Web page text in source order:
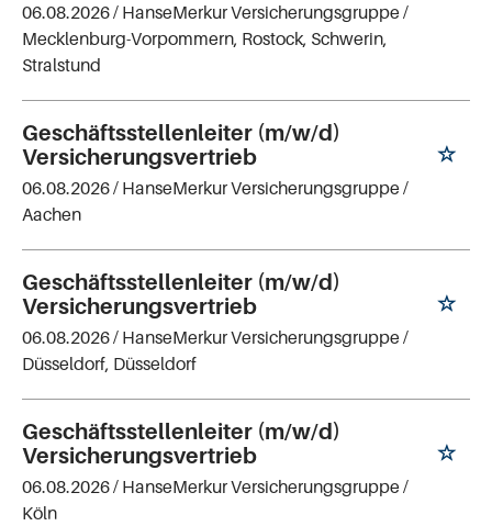
06.08.2026 / HanseMerkur Versicherungsgruppe/
Mecklenburg-Vorpommern, Rostock, Schwerin,
Stralstund
Geschäftsstellenleiter (m/w/d)
Versicherungsvertrieb
06.08.2026 / HanseMerkur Versicherungsgruppe/
Aachen
Geschäftsstellenleiter (m/w/d)
Versicherungsvertrieb
06.08.2026 / HanseMerkur Versicherungsgruppe/
Düsseldorf, Düsseldorf
Geschäftsstellenleiter (m/w/d)
Versicherungsvertrieb
06.08.2026 / HanseMerkur Versicherungsgruppe/
Köln